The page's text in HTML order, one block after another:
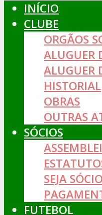
INÍCIO
CLUBE
ORGÃOS
ALUGUER
ALUGUER
HISTORIAL
OBRAS
OUTRAS
SÓCIOS
SEJA
FUTEBOL